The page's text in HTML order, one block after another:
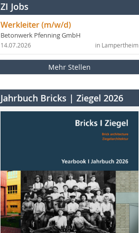
ZI Jobs
Werkleiter (m/w/d)
Betonwerk Pfenning GmbH
in Lampertheim
14.07.2026
Mehr Stellen
Jahrbuch Bricks | Ziegel 2026